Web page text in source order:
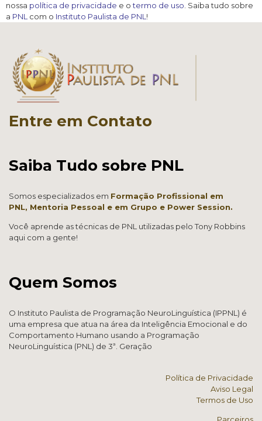
nossa política de privacidade e otermo de uso. Saiba tudo sobre
a PNL com o Instituto Paulista de PNL!
Entre em Contato
Saiba Tudo sobre PNL
Somos especializados em Formação Profissional em
PNL, Mentoria Pessoal e em Grupo e Power Session.
Você aprende as técnicas de PNL utilizadas pelo Tony Robbins
aqui com a gente!
Quem Somos
O Instituto Paulista de Programação NeuroLinguística (IPPNL) é
uma empresa que atua na área da Inteligência Emocional e do
Comportamento Humano usando a Programação
NeuroLinguística (PNL) de 3ª. Geração
Política de Privacidade
Aviso Legal
Termos de Uso